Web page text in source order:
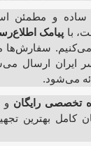
ساده و مطمئن
با پیامک
ایران ارسال
می‌شود.
تخصصی رایگان و
کامل بهترین